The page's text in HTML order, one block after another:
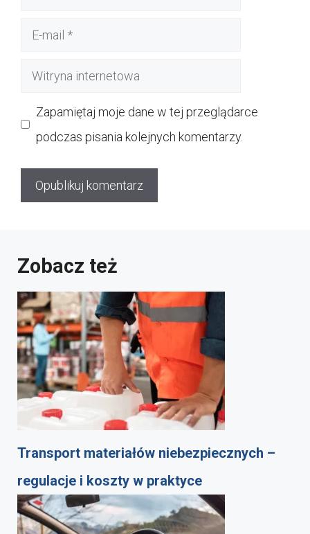
Witryna
Zapamiętaj moje dane w tej przeglądarce
podczas pisania kolejnych komentarzy.
Zobacz też
Transport materiałów niebezpiecznych –
regulacje i koszty w praktyce